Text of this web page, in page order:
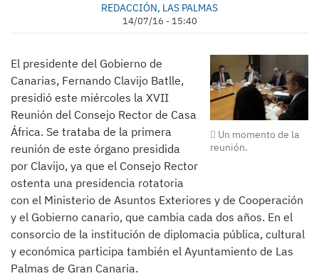
REDACCIÓN, LAS PALMAS
14/07/16 - 15:40
Un momento de la
reunión.
El presidente del Gobierno de
Canarias, Fernando Clavijo Batlle,
presidió este miércoles la XVII
Reunión del Consejo Rector de Casa
África. Se trataba de la primera
reunión de este órgano presidida
por Clavijo, ya que el Consejo Rector
ostenta una presidencia rotatoria
con el Ministerio de Asuntos Exteriores y de Cooperación
y el Gobierno canario, que cambia cada dos años. En el
consorcio de la institución de diplomacia pública, cultural
y económica participa también el Ayuntamiento de Las
Palmas de Gran Canaria.